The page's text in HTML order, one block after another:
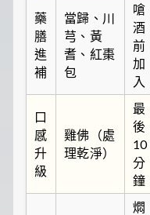
藥
膳
進
補
當歸、川
芎、黃
耆、紅棗
包
嗆
酒
前
加
入
口
感
升
級
雞佛（處
理乾淨）
最
後
10
分
鐘
燜